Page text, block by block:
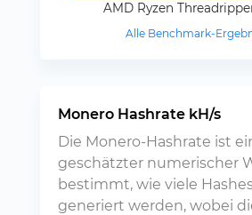
AMD Ryzen
Alle Benchmark-
Monero Hashrate kH/s
Die Monero-Hashrate ist
geschätzter numerischer
bestimmt, wie viele
generiert werden, wobei